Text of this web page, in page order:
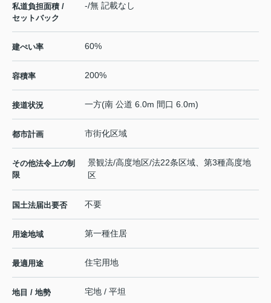
私道負担面積 /
セットバック
-/無 記載なし
建ぺい率 60%
容積率 200%
接道状況 一方(南 公道 6.0m 間口 6.0m)
都市計画 市街化区域
その他法令上の制
限
景観法/高度地区/法22条区域、第3種高度地
区
国土法届出要否 不要
用途地域 第一種住居
最適用途 住宅用地
地目 / 地勢 宅地 / 平坦